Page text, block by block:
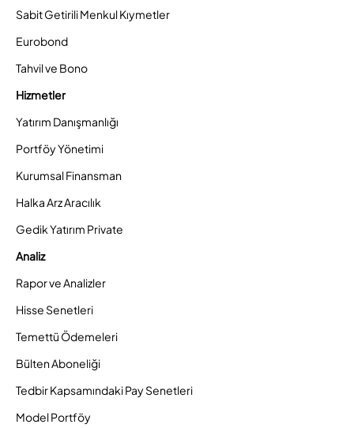
Sabit Getirili Menkul Kıymetler
Eurobond
Tahvil ve Bono
Hizmetler
Yatırım Danışmanlığı
Portföy Yönetimi
Kurumsal Finansman
Halka Arz Aracılık
Gedik Yatırım Private
Analiz
Rapor ve Analizler
Hisse Senetleri
Temettü Ödemeleri
Bülten Aboneliği
Tedbir Kapsamındaki Pay Senetleri
Model Portföy